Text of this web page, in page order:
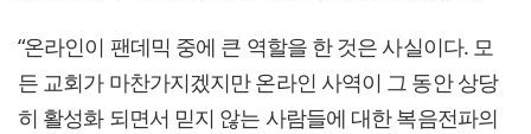
“온라인이 팬데믹 중에 큰 역할을 한 것은 사실이다. 모
든 교회가 마찬가지겠지만 온라인 사역이 그 동안 상당
히 활성화 되면서 믿지 않는 사람들에 대한 복음전파의